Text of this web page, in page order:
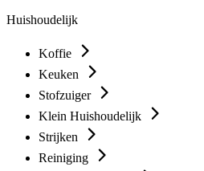
Huishoudelijk
Koffie
Keuken
Stofzuiger
Klein Huishoudelijk
Strijken
Reiniging